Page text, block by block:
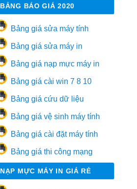
BẢNG BÁO GIÁ 2020
Bảng giá sửa máy tính
Bảng giá sửa máy in
Bảng giá nạp mực máy in
Bảng giá cài win 7 8 10
Bảng giá cứu dữ liệu
Bảng giá vệ sinh máy tính
Bảng giá cài đặt máy tính
Bảng giá thi công mạng
NẠP MỰC MÁY IN GIÁ RẺ